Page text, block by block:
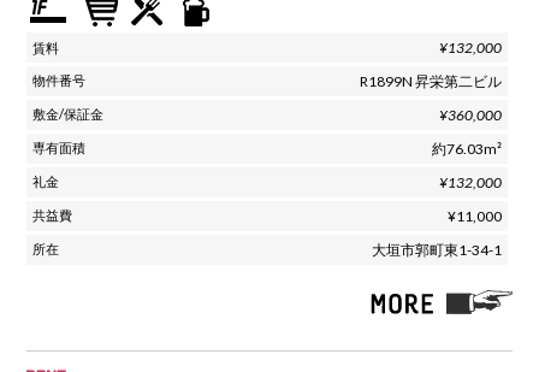
¥132,000
R1899N 昇栄第二ビル
¥360,000
約76.03m²
¥132,000
¥11,000
大垣市郭町東1-34-1